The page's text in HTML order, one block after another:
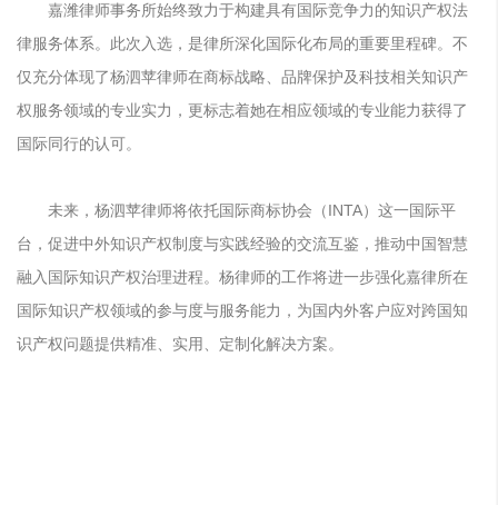
嘉潍律师事务所始终致力于构建具有国际竞争力的知识产权法
律服务体系。此次入选，是律所深化国际化布局的重要里程碑。不
仅充分体现了杨泗苹律师在商标战略 、品牌保护及科技相关知识产
权服务领域的专业实力，更标志着她在相应领域的专业能力获得了
国际同行的认可。
未来，杨泗苹律师将依托国际商标协会（INTA）这一国际平
台，促进中外知识产权制度与实践经验的交流互鉴，推动中国智慧
融入国际知识产权治理进程。杨律师的工作将进一步强化嘉律所在
国际知识产权领域的参与度与服务能力，为国内外客户应对跨国知
识产权问题提供精准、实用、定制化解决方案。